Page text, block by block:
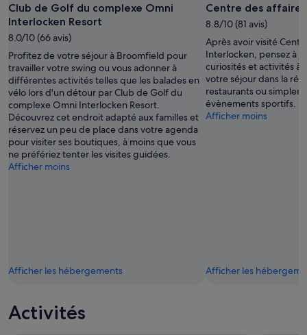
Club de Golf du complexe Omni
Interlocken Resort
8.0/10 (66 avis)
Profitez de votre séjour à Broomfield pour
travailler votre swing ou vous adonner à
différentes activités telles que les balades en
vélo lors d'un détour par Club de Golf du
complexe Omni Interlocken Resort.
Découvrez cet endroit adapté aux familles et
réservez un peu de place dans votre agenda
pour visiter ses boutiques, à moins que vous
ne préfériez tenter les visites guidées.
Afficher moins
Afficher les hébergements
Centre des
8.8/10 (81 avis)
Après avoir visité
Interlocken, pensez à
curiosités et activités à
votre séjour dans la
restaurants ou
évènements sportifs.
Afficher moins
Afficher les
Activités